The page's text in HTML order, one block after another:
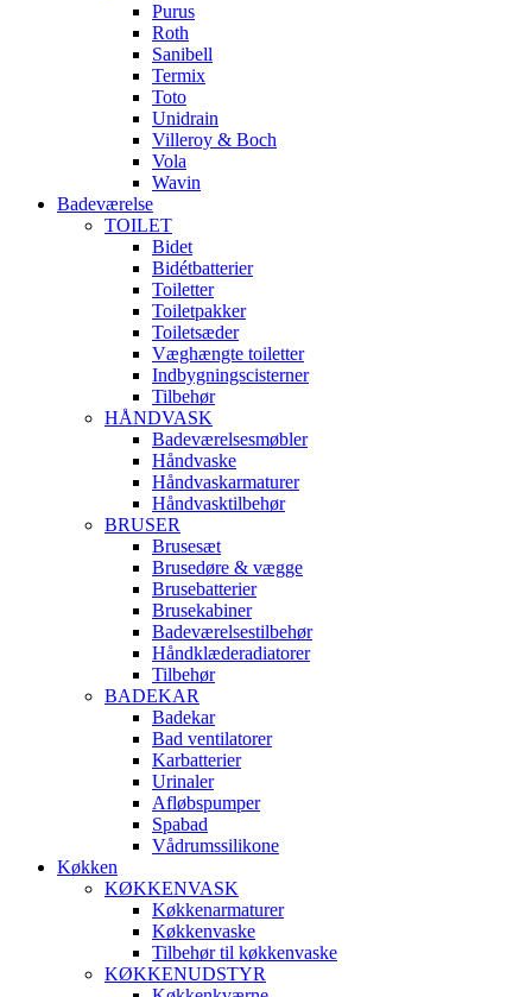
Purus
Roth
Sanibell
Termix
Toto
Unidrain
Villeroy & Boch
Vola
Wavin
Badeværelse
TOILET
Bidet
Bidétbatterier
Toiletter
Toiletpakker
Toiletsæder
Væghængte toiletter
Indbygningscisterner
Tilbehør
HÅNDVASK
Badeværelsesmøbler
Håndvaske
Håndvaskarmaturer
Håndvasktilbehør
BRUSER
Brusesæt
Brusedøre & vægge
Brusebatterier
Brusekabiner
Badeværelsestilbehør
Håndklæderadiatorer
Tilbehør
BADEKAR
Badekar
Bad ventilatorer
Karbatterier
Urinaler
Afløbspumper
Spabad
Vådrumssilikone
Køkken
KØKKENVASK
Køkkenarmaturer
Køkkenvaske
Tilbehør til køkkenvaske
KØKKENUDSTYR